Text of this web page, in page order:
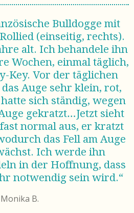
Bulldogge mit
(einseitig, rechts).
alt. Ich behandele ihn
Wochen, einmal täglich,
Key. Vor der täglichen
Auge sehr klein, rot,
sich ständig, wegen
gekratzt…Jetzt sieht
normal aus, er kratzt
das Fell am Auge
Ich werde ihn
in der Hoffnung, dass
notwendig sein wird.“
Monika B.